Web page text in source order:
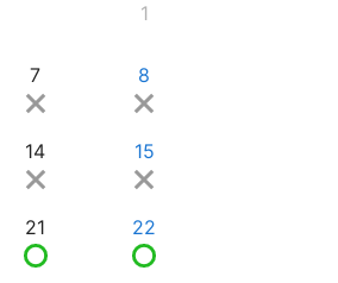
1
7 8
14 15
21 22